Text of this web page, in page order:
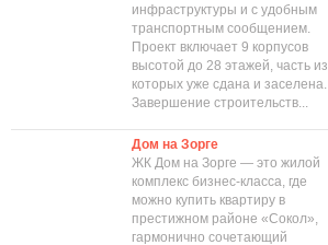
инфраструктуры и с удобным
транспортным сообщением.
Проект включает 9 корпусов
высотой до 28 этажей, часть из
которых уже сдана и заселена.
Завершение строительств...
Дом на Зорге
ЖК Дом на Зорге — это жилой
комплекс бизнес-класса, где
можно купить квартиру в
престижном районе «Сокол»,
гармонично сочетающий